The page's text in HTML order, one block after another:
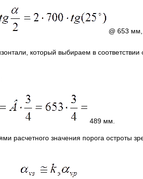
@ 653 мм,
который выбираем в
489 мм.
расчетного значения порога остроты